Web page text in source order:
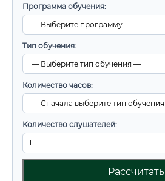
Программа обучения:
Тип обучения:
Количество часов:
Количество слушателей:
Рассчитать